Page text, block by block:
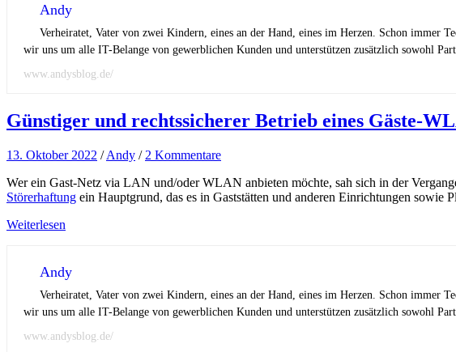
Andy
Verheiratet, Vater von zwei Kindern, eines an der Hand, eines im Herzen. Schon immer
wir uns um alle IT-Belange von gewerblichen Kunden und unterstützen zusätzlich sowohl
www.andysblog.de/
Günstiger und rechtssicherer Betrieb eines Gäste-
13. Oktober 2022 /Andy / 2 Kommentare
Wer ein Gast-Netz via LAN und/oder WLAN anbieten möchte, sah sich in der
Störerhaftung ein Hauptgrund, das es in Gaststätten und anderen Einrichtungen sowie
Weiterlesen
Andy
Verheiratet, Vater von zwei Kindern, eines an der Hand, eines im Herzen. Schon immer
wir uns um alle IT-Belange von gewerblichen Kunden und unterstützen zusätzlich sowohl
www.andysblog.de/